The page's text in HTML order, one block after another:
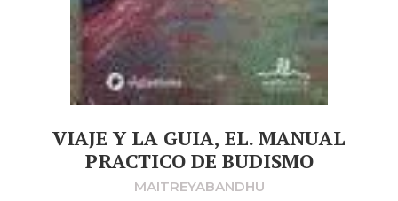
VIAJE Y LA GUIA, EL. MANUAL
PRACTICO DE BUDISMO
MAITREYABANDHU